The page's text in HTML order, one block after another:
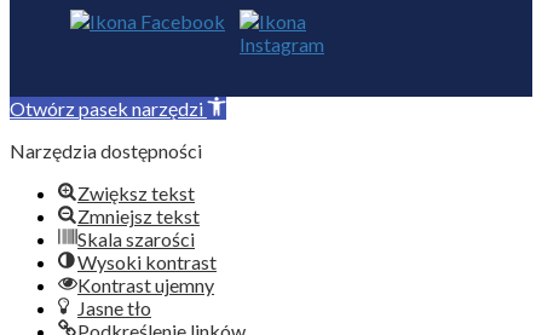
Otwórz pasek narzędzi
Narzędzia dostępności
Zwiększ tekst
Zmniejsz tekst
Skala szarości
Wysoki kontrast
Kontrast ujemny
Jasne tło